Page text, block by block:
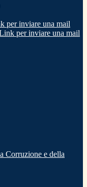
per inviare una mail
per inviare una mail
Corruzione e della